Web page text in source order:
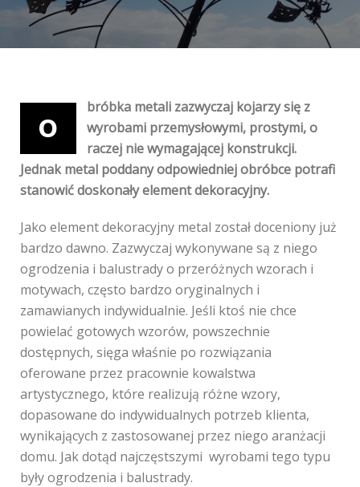
O
bróbka metali zazwyczaj kojarzy się z
wyrobami przemysłowymi, prostymi, o
raczej nie wymagającej konstrukcji.
Jednak metal poddany odpowiedniej obróbce potrafi
stanowić doskonały element dekoracyjny.
Jako element dekoracyjny metal został doceniony już
bardzo dawno. Zazwyczaj wykonywane są z niego
ogrodzenia i balustrady o przeróżnych wzorach i
motywach, często bardzo oryginalnych i
zamawianych indywidualnie. Jeśli ktoś nie chce
powielać gotowych wzorów, powszechnie
dostępnych, sięga właśnie po rozwiązania
oferowane przez pracownie kowalstwa
artystycznego, które realizują różne wzory,
dopasowane do indywidualnych potrzeb klienta,
wynikających z zastosowanej przez niego aranżacji
domu. Jak dotąd najczęstszymi wyrobami tego typu
były ogrodzenia i balustrady.